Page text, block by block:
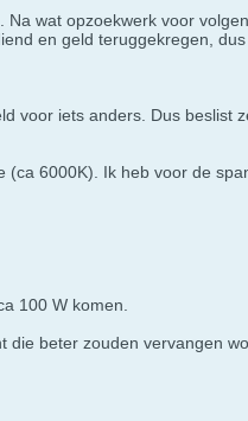
wat opzoekwerk voor
en geld teruggekregen, dus
voor iets anders. Dus beslist
6000K). Ik heb voor de
100 W komen.
beter zouden vervangen